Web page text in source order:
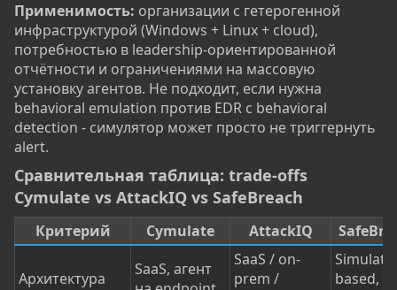
Применимость: организации с гетерогенной
инфраструктурой (Windows + Linux + cloud),
потребностью в leadership-ориентированной
отчётности и ограничениями на массовую
установку агентов. Не подходит, если нужна
behavioral emulation против EDR с behavioral
detection - симулятор может просто не триггернуть
alert.
Сравнительная таблица: trade-offs
Cymulate vs AttackIQ vs SafeBreach​
Критерий Cymulate AttackIQ
Архитектура
SaaS, агент
SaaS / on-
prem /
based,